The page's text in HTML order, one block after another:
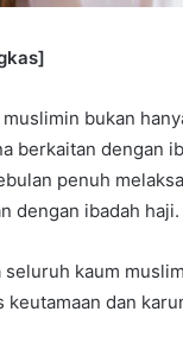
bukan
berkaitan dengan
penuh
dengan ibadah haji.
kaum
dan